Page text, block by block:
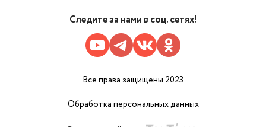
Следите за нами в соц. сетях!
Все права защищены 2023
Обработка персональных данных